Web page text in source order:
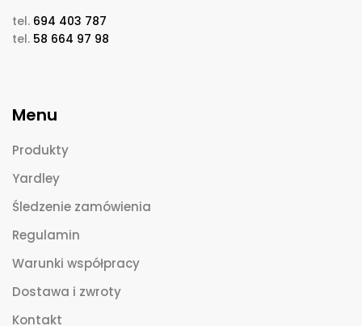
tel. 694 403 787
tel. 58 664 97 98
Menu
Produkty
Yardley
Śledzenie zamówienia
Regulamin
Warunki współpracy
Dostawa i zwroty
Kontakt